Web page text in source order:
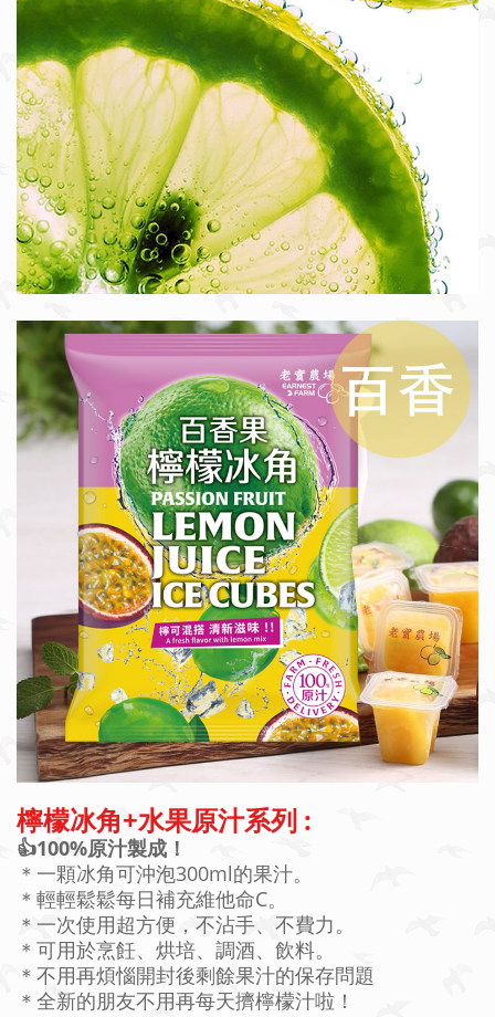
檸檬冰角+水果原汁系列 :
👍100%原汁製成！
＊一顆冰角可沖泡300ml的果汁。
＊輕輕鬆鬆每日補充維他命C。
＊一次使用超方便，不沾手、不費力。
＊可用於烹飪、烘培、調酒、飲料。
＊不用再煩惱開封後剩餘果汁的保存問題
＊全新的朋友不用再每天擠檸檬汁啦！